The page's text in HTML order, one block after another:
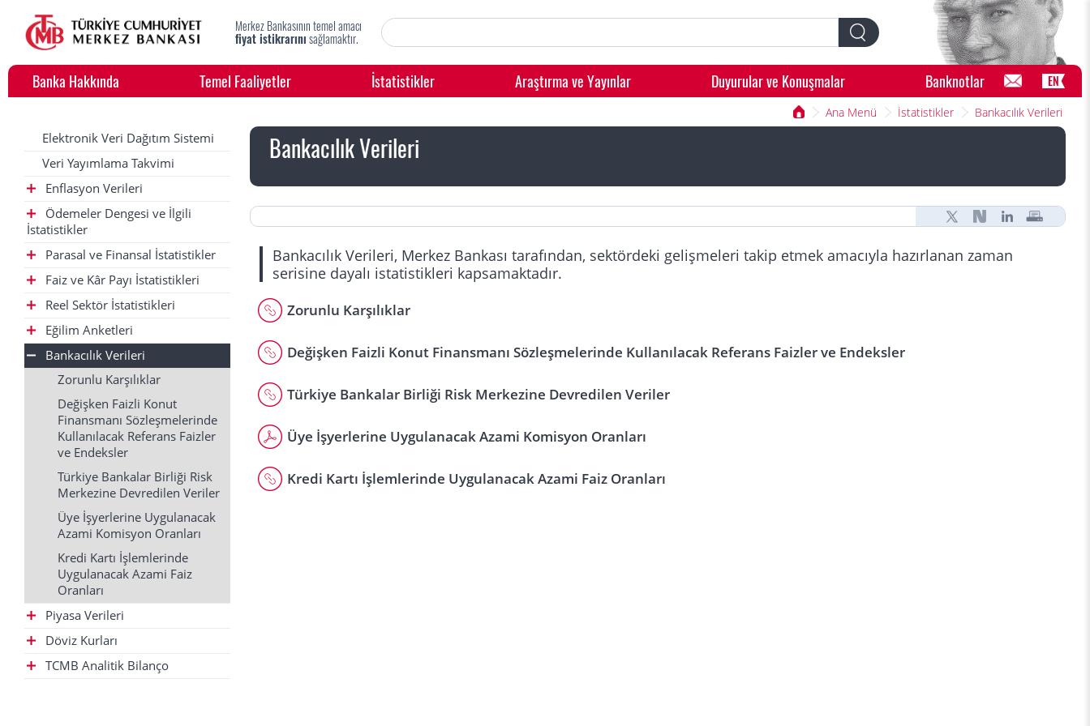
Merkez Bankasının temel amacı
fiyat istikrarınısağlamaktır.
Banka Hakkında Temel Faaliyetler İstatistikler Araştırma ve Yayınlar Duyurular ve Konuşmalar Banknotlar EN
Ana Menü İstatistikler Bankacılık Verileri
Elektronik Veri Dağıtım Sistemi
Veri Yayımlama Takvimi
Enflasyon Verileri
Ödemeler Dengesi ve İlgili
İstatistikler
Parasal ve Finansal İstatistikler
Faiz ve Kâr Payı İstatistikleri
Reel Sektör İstatistikleri
Eğilim Anketleri
Bankacılık Verileri
Zorunlu Karşılıklar
Değişken Faizli Konut
Finansmanı Sözleşmelerinde
Kullanılacak Referans Faizler
ve Endeksler
Türkiye Bankalar Birliği Risk
Merkezine Devredilen Veriler
Üye İşyerlerine Uygulanacak
Azami Komisyon Oranları
Kredi Kartı İşlemlerinde
Uygulanacak Azami Faiz
Oranları
Piyasa Verileri
Döviz Kurları
TCMB Analitik Bilanço
Bankacılık Verileri
Bankacılık Verileri, Merkez Bankası tarafından, sektördeki gelişmeleri takip etmek amacıyla hazırlanan zaman
serisine dayalı istatistikleri kapsamaktadır.
Zorunlu Karşılıklar
Değişken Faizli Konut Finansmanı Sözleşmelerinde Kullanılacak Referans Faizler ve Endeksler
Türkiye Bankalar Birliği Risk Merkezine Devredilen Veriler
Üye İşyerlerine Uygulanacak Azami Komisyon Oranları
Kredi Kartı İşlemlerinde Uygulanacak Azami Faiz Oranları